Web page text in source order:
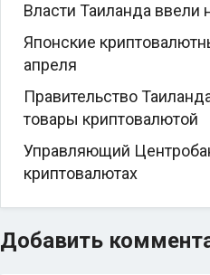
Власти Таиланда ввели
Японские
апреля
Правительство
товары криптовалютой
Управляющий
криптовалютах
Добавить